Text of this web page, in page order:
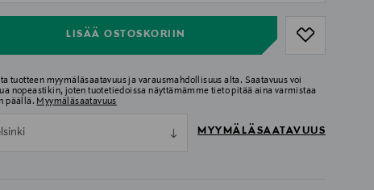
LISÄÄ OSTOSKORIIN
tuotteen myymäläsaatavuus ja varausmahdollisuus alta. Saatavuus voi
nopeastikin, joten tuotetiedoissa näyttämämme tieto pitää aina varmistaa
päällä. Myymäläsaatavuus
MYYMÄLÄSAATAVUUS